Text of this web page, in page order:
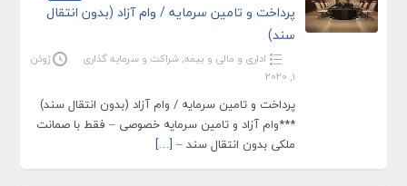
پرداخت و تامین سرمایه / وام آزاد (بدون انتقال
سند)
اداری و مالی و بیمه, شراکت و سرمایه گذاری
ژوئن
1, 2020
پرداخت و تامین سرمایه / وام آزاد (بدون انتقال سند)
***وام آزاد و تامین سرمایه خصوصی – فقط با صمانت
ملکی بدون انتقال سند – […]